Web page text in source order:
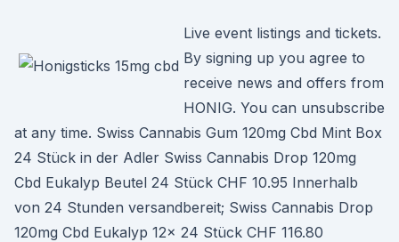
Live event listings and tickets.
By signing up you agree to
receive news and offers from
HONIG. You can unsubscribe
at any time. Swiss Cannabis Gum 120mg Cbd Mint Box
24 Stück in der Adler Swiss Cannabis Drop 120mg
Cbd Eukalyp Beutel 24 Stück CHF 10.95 Innerhalb
von 24 Stunden versandbereit; Swiss Cannabis Drop
120mg Cbd Eukalyp 12x 24 Stück CHF 116.80